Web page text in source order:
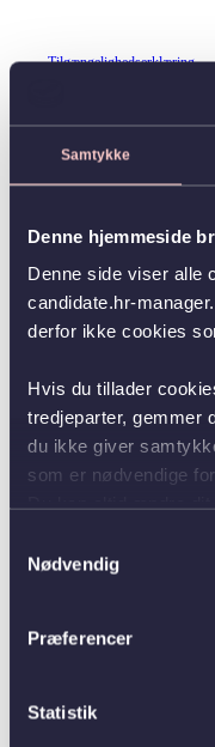
Samtykke
Denne hjemmeside
Denne side viser alle
candidate.hr-
derfor ikke cookies
Hvis du tillader
tredjeparter, gemmer
du ikke giver
som er nødvendige
Nødvendig
Præferencer
Statistik
Tilgængelighedserklæring